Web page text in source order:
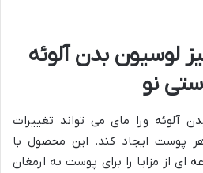
لوسیون بدن آلوئه
نو
آلوئه ورا مای می تواند تغییرات
پوست ایجاد کند. این محصول با
ای از مزایا را برای پوست به ارمغان